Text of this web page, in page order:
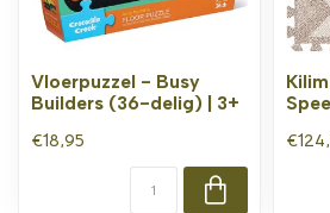
Vloerpuzzel - Busy
Builders (36-delig) | 3+
€18,95